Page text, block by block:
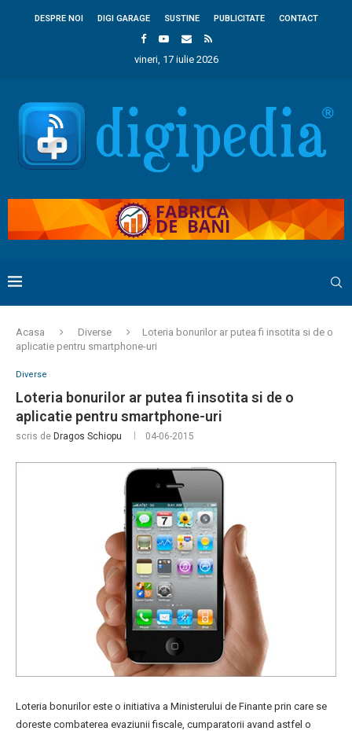
DESPRE NOI DIGI GARAGE SUSTINE PUBLICITATE CONTACT
vineri, 17 iulie 2026
Acasa Diverse
Loteria bonurilor ar putea fi insotita si de o
aplicatie pentru smartphone-uri
Diverse
Loteria bonurilor ar putea fi insotita si de o
aplicatie pentru smartphone-uri
scris de Dragos Schiopu 04-06-2015
Loteria bonurilor este o initiativa a Ministerului de Finante prin care se
doreste combaterea evaziunii fiscale, cumparatorii avand astfel o